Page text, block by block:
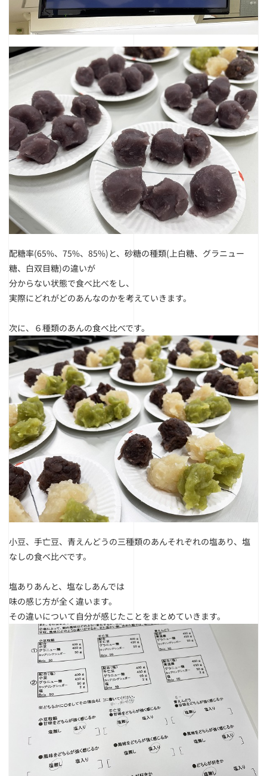
配糖率(65%、75%、85%)と、 砂糖の種類(上白糖、グラニュー
糖、白双目糖)の違いが
分からない状態で食べ比べをし、
実際にどれがどのあんなのかを考えていきます。
次に、６種類のあんの食べ比べです。
小豆、手亡豆、青えんどうの三種類のあんそれぞれの塩あり、塩
なしの食べ比べです。
塩ありあんと、塩なしあんでは
味の感じ方が全く違います。
その違いについて自分が感じたことをまとめていきます。